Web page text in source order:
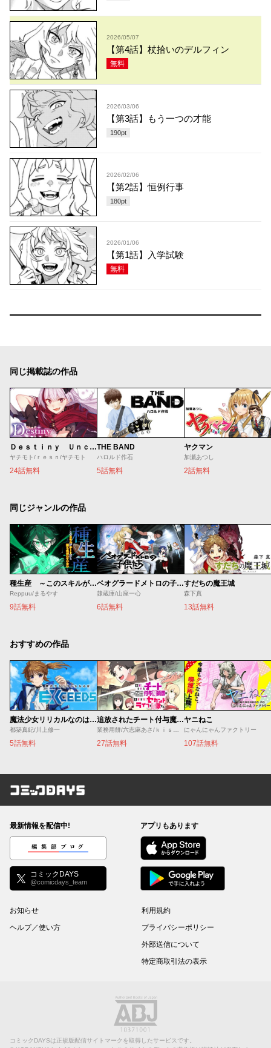
2026/05/07
【第4話】杖拾いのデルフィン
無料
2026/03/06
【第3話】もう一つの才能
190pt
2026/02/06
【第2話】恒例行事
180pt
2026/01/06
【第1話】入学試験
無料
同じ掲載誌の作品
Ｄｅｓｔｉｎｙ Ｕｎｃｈａｉｎ Ｏｎｌｉｎｅ 吸血鬼少女となって、やがて『赤の魔王』と呼ばれるようになりました
ヤチモト/ｒｅｓｎ/ヤチモト
24話無料
THE BAND
ハロルド作石
5話無料
ヤクマン
加瀬あつし
2話無料
同じジャンルの作品
種生産 ～このスキルがチートだとまだ誰も気付いていない～
Reppuu/まるやす
9話無料
ベオグラードメトロの子供たち
隷蔵庫/山座一心
6話無料
すだちの魔王城
森下真
13話無料
おすすめの作品
魔法少女リリカルなのは EXCEEDS
都築真紀/川上修一
5話無料
追放されたチート付与魔術師は気ままなセカンドライフを謳歌する。 ～俺は武器だけじゃなく、あらゆるものに『強化ポイント』を付与できるし、俺の意思でいつでも効果を解除できるけど、残った人たち大丈夫？～
27話無料
ヤニねこ
にゃんにゃんファクトリー
107話無料
コミックDAYS
最新情報を配信中!
編集部ブログ
コミックDAYS
@comicdays_team
アプリもあります
お知らせ
ヘルプ／使い方
利用規約
プライバシーポリシー
外部送信について
特定商取引法の表示
コミックDAYSは正規版配信サイトマークを取得したサービスです。